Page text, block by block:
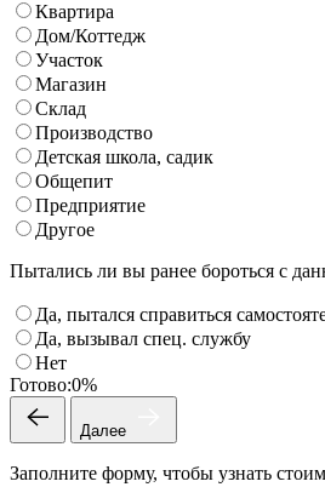
Квартира
Дом/Коттедж
Участок
Магазин
Склад
Производство
Детская школа, садик
Общепит
Предприятие
Другое
Пытались ли вы ранее бороться с
Да, пытался справиться
Да, вызывал спец. службу
Нет
Готово:0%
Далее
Заполните форму, чтобы узнать